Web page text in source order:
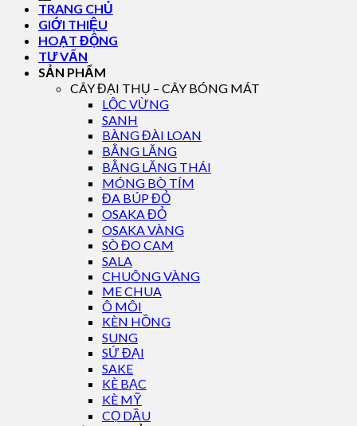
TRANG CHỦ
GIỚI THIỆU
HOẠT ĐỘNG
TƯ VẤN
SẢN PHẨM
CÂY ĐẠI THỤ – CÂY BÓNG MÁT
LỘC VỪNG
SANH
BÀNG ĐÀI LOAN
BẰNG LĂNG
BẰNG LĂNG THÁI
MÓNG BÒ TÍM
ĐA BÚP ĐỎ
OSAKA ĐỎ
OSAKA VÀNG
SÒ ĐO CAM
SALA
CHUÔNG VÀNG
ME CHUA
Ô MÔI
KÈN HỒNG
SUNG
SỨ ĐẠI
SAKE
KÈ BẠC
KÈ MỸ
CỌ DẦU